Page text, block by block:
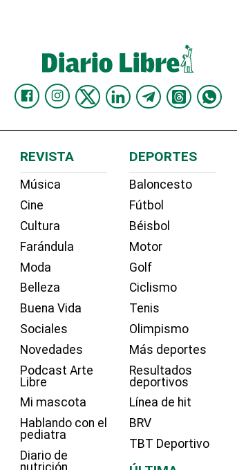
REVISTA
Música
Cine
Cultura
Farándula
Moda
Belleza
Buena Vida
Sociales
Novedades
Podcast Arte
Libre
Mi mascota
Hablando con el
pediatra
Diario de
nutrición
DEPORTES
Baloncesto
Fútbol
Béisbol
Motor
Golf
Ciclismo
Tenis
Olimpismo
Más deportes
Resultados
deportivos
Línea de hit
BRV
TBT Deportivo